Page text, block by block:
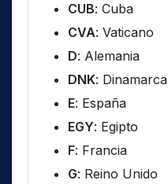
CUB: Cuba
CVA: Vaticano
D: Alemania
DNK: Dinamarca
E: España
EGY: Egipto
F: Francia
G: Reino Unido